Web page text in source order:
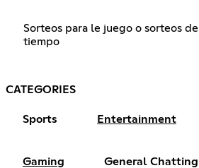
Sorteos para le juego o sorteos
tiempo
CATEGORIES
Sports Entertainment
Gaming General Chatting